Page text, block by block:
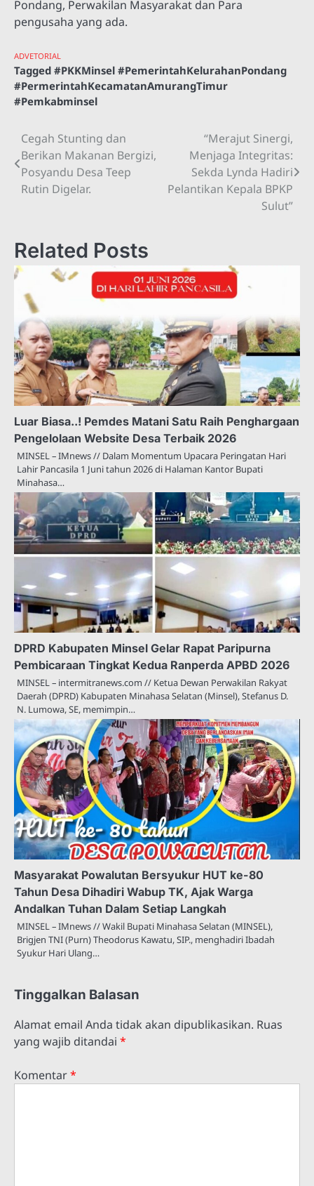
Pondang, Perwakilan Masyarakat dan Para
pengusaha yang ada.
ADVETORIAL
Tagged #PKKMinsel #PemerintahKelurahanPondang
#PermerintahKecamatanAmurangTimur
#Pemkabminsel
Navigasi
pos
Cegah Stunting dan
Berikan Makanan Bergizi,
Posyandu Desa Teep
Rutin Digelar.
“Merajut Sinergi,
Menjaga Integritas:
Sekda Lynda Hadiri
Pelantikan Kepala BPKP
Sulut”
Related Posts
Luar Biasa..! Pemdes Matani Satu Raih Penghargaan
Pengelolaan Website Desa Terbaik 2026
MINSEL – IMnews // Dalam Momentum Upacara Peringatan Hari
Lahir Pancasila 1 Juni tahun 2026 di Halaman Kantor Bupati
Minahasa…
DPRD Kabupaten Minsel Gelar Rapat Paripurna
Pembicaraan Tingkat Kedua Ranperda APBD 2026
MINSEL – intermitranews.com // Ketua Dewan Perwakilan Rakyat
Daerah (DPRD) Kabupaten Minahasa Selatan (Minsel), Stefanus D.
N. Lumowa, SE, memimpin…
Masyarakat Powalutan Bersyukur HUT ke-80
Tahun Desa Dihadiri Wabup TK, Ajak Warga
Andalkan Tuhan Dalam Setiap Langkah
MINSEL – IMnews // Wakil Bupati Minahasa Selatan (MINSEL),
Brigjen TNI (Purn) Theodorus Kawatu, SIP., menghadiri Ibadah
Syukur Hari Ulang…
Tinggalkan Balasan
Alamat email Anda tidak akan dipublikasikan. Ruas
yang wajib ditandai *
Komentar*